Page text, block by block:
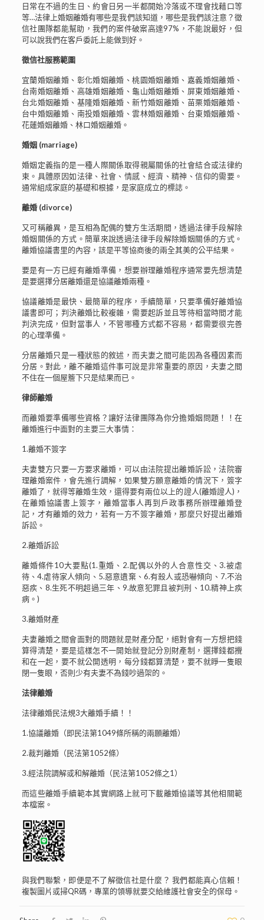
日常在不過的生日、約會日另一半都開始冷落或不理會找藉口等
等…法律上婚姻離婚有哪些是我們該知道，哪些是我們該注意？徵
信社團隊都能幫助，我們的案件破案高達97%，不能說最好，但
可以說我們在客戶委託上能做到好。
徵信社服務範圍
宜蘭婚姻離婚、彰化婚姻離婚、桃園婚姻離婚、嘉義婚姻離婚、
台南婚姻離婚、高雄婚姻離婚、龜山婚姻離婚、屏東婚姻離婚、
台北婚姻離婚、基隆婚姻離婚、新竹婚姻離婚、苗栗婚姻離婚、
台中婚姻離婚、南投婚姻離婚、雲林婚姻離婚、台東婚姻離婚、
花蓮婚姻離婚、林口婚姻離婚。
婚姻 (marriage)
婚姻定義指的是一種人際關係取得親屬關係的社會結合或法律約
束。具體原因如法律、社會、情感、經濟、精神、信仰的需要。
通常組成家庭的基礎和根據，是家庭成立的標誌。
離婚 (divorce)
又可稱離異，是互相為配偶的雙方生活期間，透過法律手段解除
婚姻關係的方式。簡單來說透過法律手段解除婚姻關係的方式。
離婚協議書里的內容，該是平等協商後的兩全其美的公平結果。
要是有一方已經有離婚準備，想要辦理離婚程序通常要先想清楚
是要選擇分居離婚還是協議離婚兩種。
協議離婚是最快、最簡單的程序，手續簡單，只要準備好離婚協
議書即可；判決離婚比較複雜，需要起訴並且等待相當時間才能
判決完成，但對當事人，不管哪種方式都不容易，都需要很完善
的心理準備。
分居離婚只是一種狀態的敘述，而夫妻之間可能因為各種因素而
分居。對此，離不離婚這件事可說是非常重要的原因，夫妻之間
不住在一個屋簷下只是結果而已。
律師離婚
而離婚要準備哪些資格？讓好法律團隊為你分擔婚姻問題！！在
離婚進行中面對的主要三大事情：
1.離婚不簽字
夫妻雙方只要一方要求離婚，可以由法院提出離婚訴訟，法院審
理離婚案件，會先進行調解，如果雙方願意離婚的情況下，簽字
離婚了，就得等離婚生效，還得要有兩位以上的證人(離婚證人)，
在離婚協議書上簽字，離婚當事人再到戶政事務所辦理離婚登
記，才有離婚的效力，若有一方不簽字離婚，那麼只好提出離婚
訴訟。
2.離婚訴訟
離婚條件10大要點(1.重婚、2.配偶以外的人合意性交、3.被虐
待、4.虐待家人傾向、5.惡意遺棄、6.有殺人或恐嚇傾向、7.不治
惡疾、8.生死不明超過三年、9.故意犯罪且被判刑、10.精神上疾
病。)
3.離婚財產
夫妻離婚之間會面對的問題就是財產分配，絕對會有一方想把錢
算得清楚，要是這樣怎不一開始就登記分別財產制，選擇錢都攪
和在一起，要不就公開透明，每分錢都算清楚，要不就睜一隻眼
閉一隻眼，否則少有夫妻不為錢吵過架的。
法律離婚
法律離婚民法規3大離婚手續！！
1.協議離婚（即民法第1049條所稱的兩願離婚）
2.裁判離婚（民法第1052條）
3.經法院調解或和解離婚（民法第1052條之1）
而這些離婚手續範本其實網路上就可下載離婚協議等其他相關範
本檔案。
與我們聯繫，即便是不了解徵信社是什麼？ 我們都能真心信賴！
複製圖片或掃QR碼，專業的領導就要交給維護社會安全的保母。